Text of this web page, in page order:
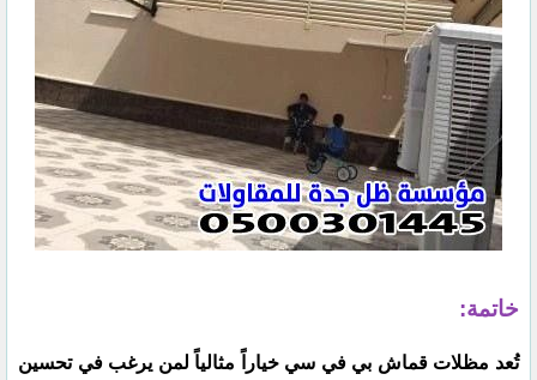
خاتمة:
تُعد مظلات قماش بي في سي خياراً مثالياً لمن يرغب في تحسين